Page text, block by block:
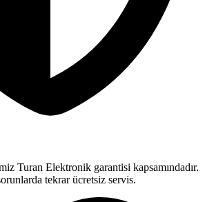
Turan Elektronik garantisi kapsamındadır.
tekrar ücretsiz servis.